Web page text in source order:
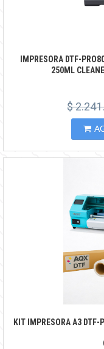
IMPRESORA DTF-
250ML
$
KIT IMPRESORA A3 DTF-